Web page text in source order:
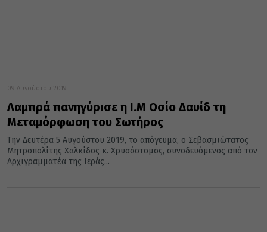
09 Αυγούστου 2019
Λαμπρά πανηγύρισε η Ι.Μ Οσίο Δαυίδ τη
Μεταμόρφωση του Σωτήρος
Την Δευτέρα 5 Αυγούστου 2019, το απόγευμα, ο Σεβασμιώτατος
Μητροπολίτης Χαλκίδος κ. Χρυσόστομος, συνοδευόμενος από τον
Αρχιγραμματέα της Ιεράς...